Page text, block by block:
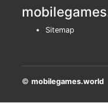
Sitemap
© mobilegames.world